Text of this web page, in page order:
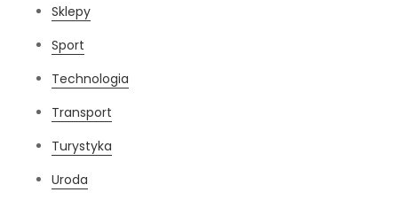
Sklepy
Sport
Technologia
Transport
Turystyka
Uroda